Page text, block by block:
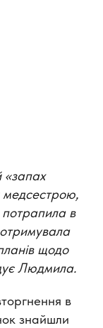
«запах
медсестрою,
в
щодо
Людмила.
в
знайшли